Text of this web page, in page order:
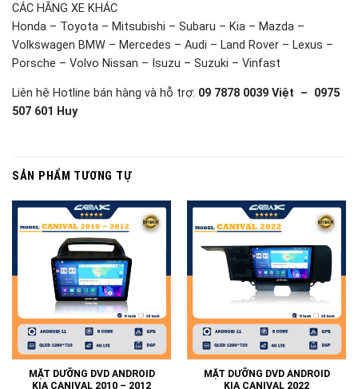
CÁC HÃNG XE KHÁC
Honda – Toyota – Mitsubishi – Subaru – Kia – Mazda –
Volkswagen BMW – Mercedes – Audi – Land Rover – Lexus –
Porsche – Volvo Nissan – Isuzu – Suzuki – Vinfast
Liên hệ Hotline bán hàng và hỗ trợ: 09 7878 0039 Việt – 0975
507 601 Huy
SẢN PHẨM TƯƠNG TỰ
MẶT DƯỠNG DVD ANDROID
KIA CANIVAL 2010 – 2012
MẶT DƯỠNG DVD ANDROID
KIA CANIVAL 2022